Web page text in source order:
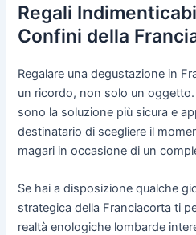
Regali
Confini della
Regalare una degustazione in
un ricordo, non solo un
sono la soluzione più sicura e
destinatario di scegliere il
magari in occasione di un
Se hai a disposizione qualche
strategica della Franciacorta ti
realtà enologiche lombarde